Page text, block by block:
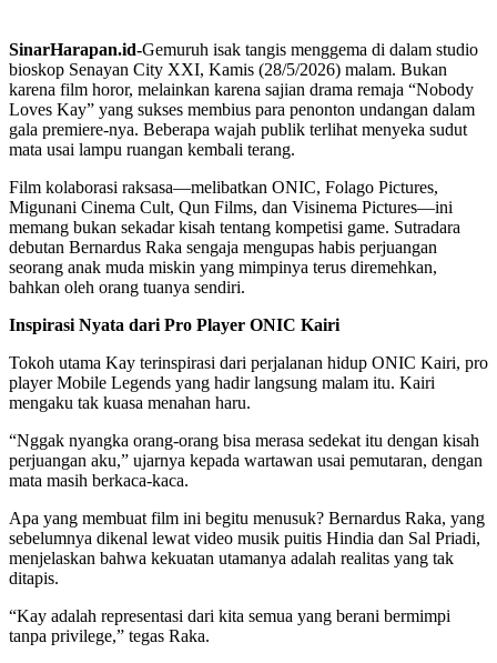
SinarHarapan.id-Gemuruh isak tangis menggema di dalam studio
bioskop Senayan City XXI, Kamis (28/5/2026) malam. Bukan
karena film horor, melainkan karena sajian drama remaja “Nobody
Loves Kay” yang sukses membius para penonton undangan dalam
gala premiere-nya. Beberapa wajah publik terlihat menyeka sudut
mata usai lampu ruangan kembali terang.
Film kolaborasi raksasa—melibatkan ONIC, Folago Pictures,
Migunani Cinema Cult, Qun Films, dan Visinema Pictures—ini
memang bukan sekadar kisah tentang kompetisi game. Sutradara
debutan Bernardus Raka sengaja mengupas habis perjuangan
seorang anak muda miskin yang mimpinya terus diremehkan,
bahkan oleh orang tuanya sendiri.
Inspirasi Nyata dari Pro Player ONIC Kairi
Tokoh utama Kay terinspirasi dari perjalanan hidup ONIC Kairi, pro
player Mobile Legends yang hadir langsung malam itu. Kairi
mengaku tak kuasa menahan haru.
“Nggak nyangka orang-orang bisa merasa sedekat itu dengan kisah
perjuangan aku,” ujarnya kepada wartawan usai pemutaran, dengan
mata masih berkaca-kaca.
Apa yang membuat film ini begitu menusuk? Bernardus Raka, yang
sebelumnya dikenal lewat video musik puitis Hindia dan Sal Priadi,
menjelaskan bahwa kekuatan utamanya adalah realitas yang tak
ditapis.
“Kay adalah representasi dari kita semua yang berani bermimpi
tanpa privilege,” tegas Raka.